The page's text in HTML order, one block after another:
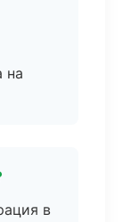
на
в